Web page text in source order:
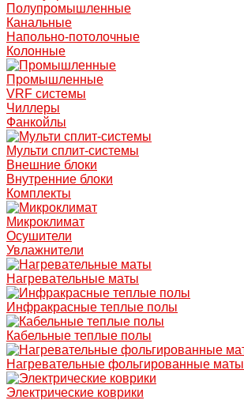
Полупромышленные
Канальные
Напольно-потолочные
Колонные
Промышленные
VRF системы
Чиллеры
Фанкойлы
Мульти сплит-системы
Внешние блоки
Внутренние блоки
Комплекты
Микроклимат
Осушители
Увлажнители
Нагревательные маты
Инфракрасные теплые полы
Кабельные теплые полы
Нагревательные фольгированные маты
Электрические коврики